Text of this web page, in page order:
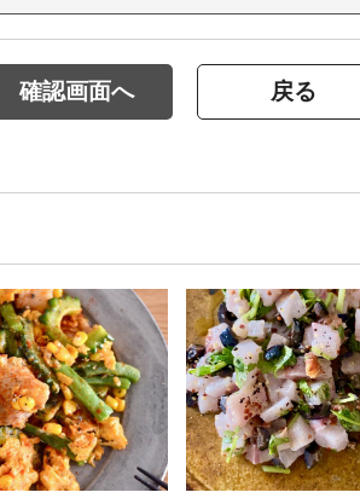
確認画面へ 戻る